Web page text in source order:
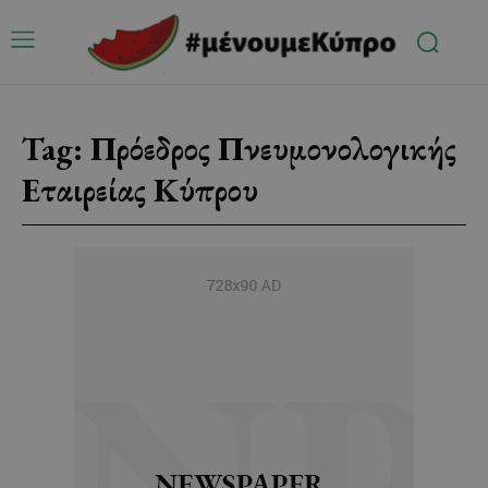
Tag: Πρόεδρος Πνευμονολογικής
Εταιρείας Κύπρου